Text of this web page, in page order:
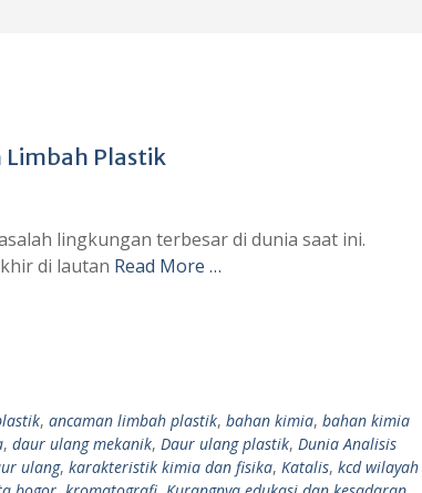
Plastik
lingkungan terbesar di dunia saat ini.
di lautan Read More …
, ancaman limbah plastik, bahan kimia, bahan kimia
, daur ulang mekanik, Daur ulang plastik, Dunia Analisis
ulang, karakteristik kimia dan fisika, Katalis, kcd wilayah